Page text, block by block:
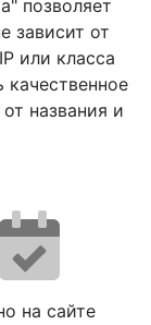
позволяет
зависит от
или класса
названия и
на сайте